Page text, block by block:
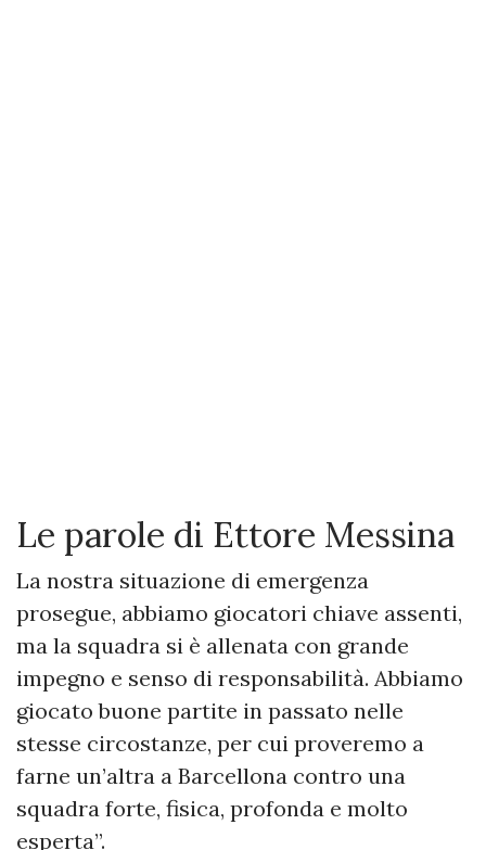
Le parole di Ettore Messina
La nostra situazione di emergenza
prosegue, abbiamo giocatori chiave assenti,
ma la squadra si è allenata con grande
impegno e senso di responsabilità. Abbiamo
giocato buone partite in passato nelle
stesse circostanze, per cui proveremo a
farne un’altra a Barcellona contro una
squadra forte, fisica, profonda e molto
esperta”.